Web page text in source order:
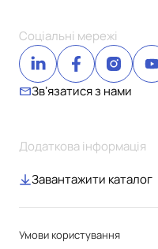
Додаткова інформація
Завантажити каталог
Умови користування
Соціальні мережі
Звʼязатися з нами